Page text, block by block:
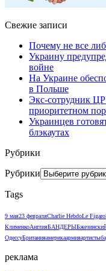
Свежие записи
Почему не все
Украину
войне
На Украине
в Польше
Экс-сотрудник
приоритетном
Украинцев
блэкаутах
Рубрики
Рубрики
Tags
9 мая23 февраляCharlie HebdoLe Figaro
КлименкоАнглияБАНДЕРЫБжезинский
ОдессуБританияамерикаармияартисты
реклама